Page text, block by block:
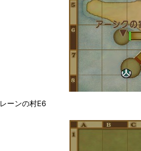
レーンの村E6